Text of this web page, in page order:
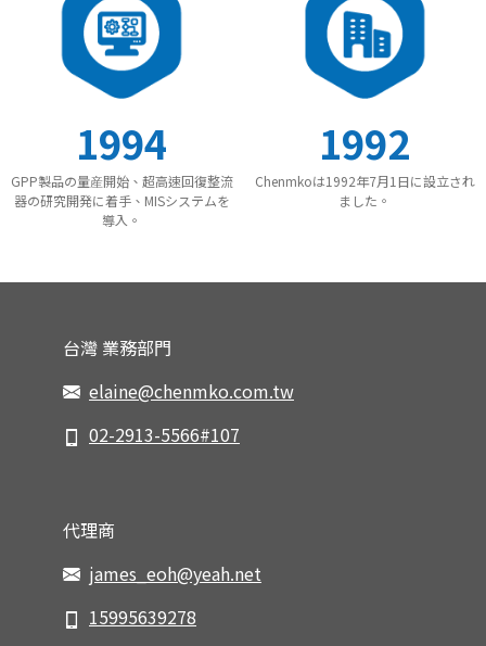
1994
GPP製品の量産開始、超高速回復整流
器の研究開発に着手、MISシステムを
導入。
1992
Chenmkoは1992年7月1日に設立され
ました。
台灣 業務部門
elaine@chenmko.com.tw
02-2913-5566#107
代理商
james_eoh@yeah.net
15995639278